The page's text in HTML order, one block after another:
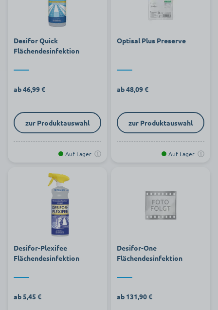
Desifor Quick
Flächendesinfektion
ab 46,99 €
zur Produktauswahl
Auf Lager
Optisal Plus Preserve
ab 48,09 €
zur Produktauswahl
Auf Lager
Desifor-Plexifee
Flächendesinfektion
ab 5,45 €
Desifor-One
Flächendesinfektion
ab 131,90 €